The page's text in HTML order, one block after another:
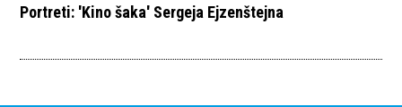
Portreti: 'Kino šaka' Sergeja Ejzenštejna